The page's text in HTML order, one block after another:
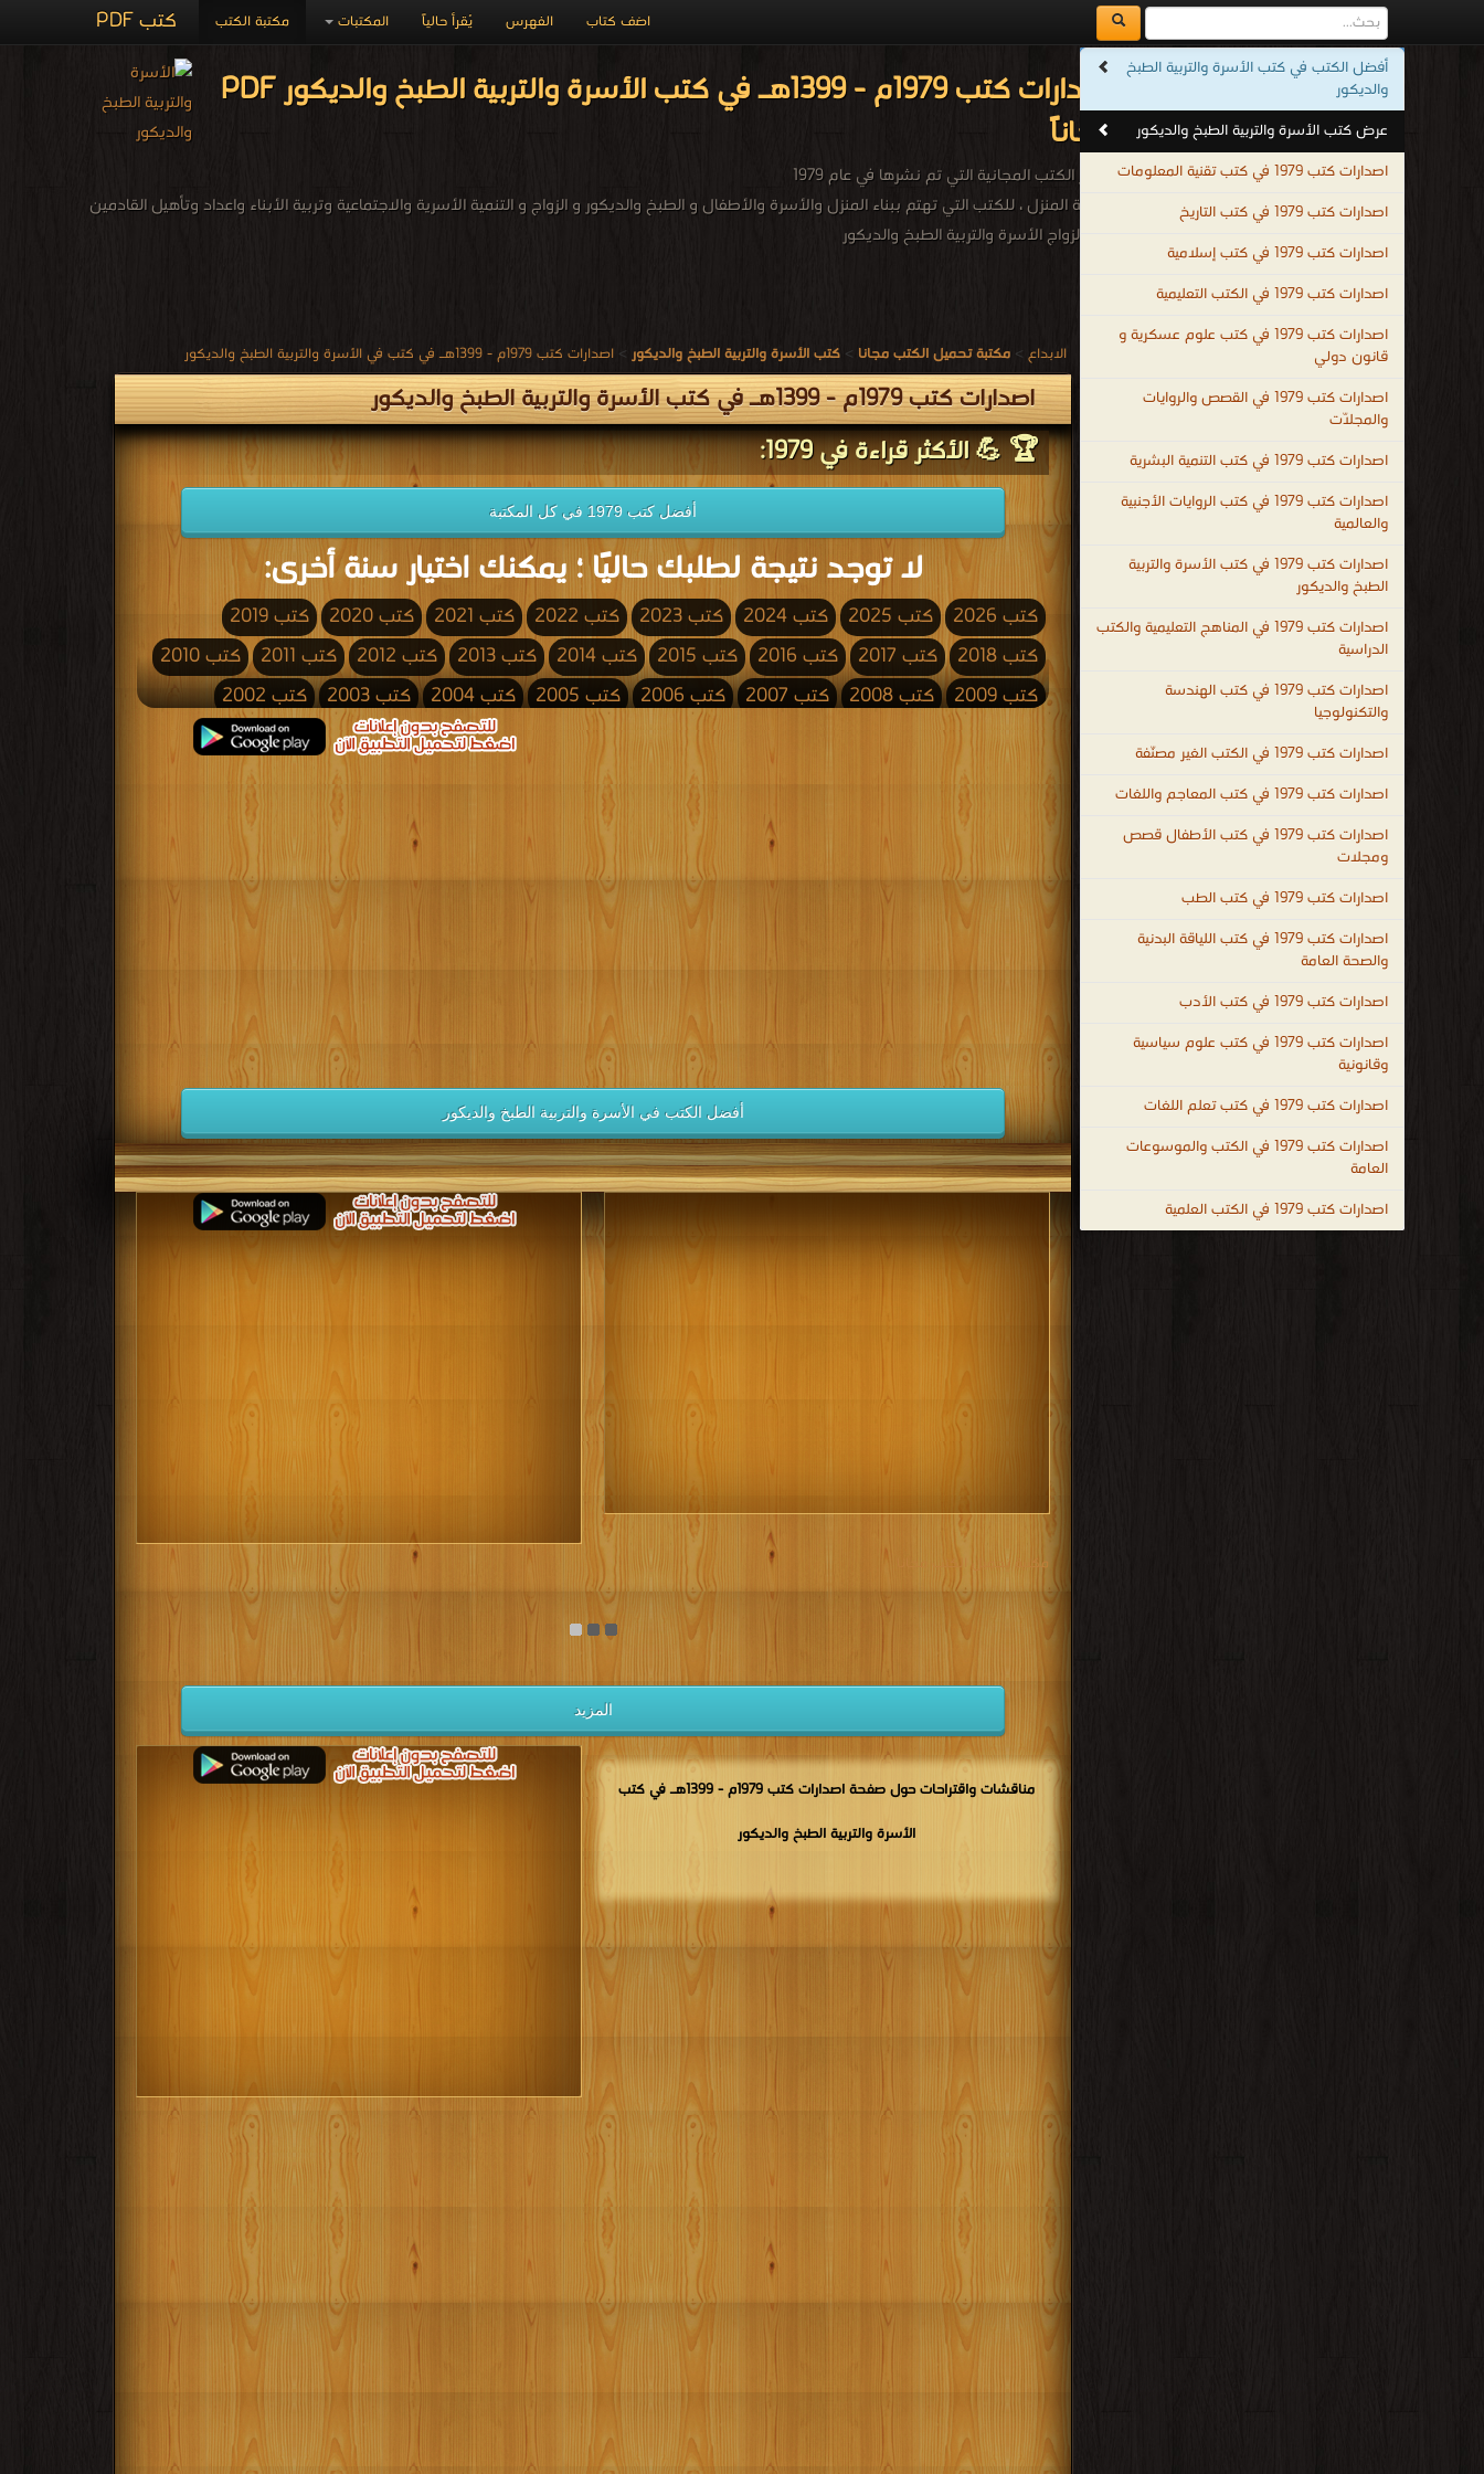
كتب PDF مكتبة الكتب المكتبات يُقرأ حالياً الفهرس اضف كتاب
اصدارات كتب 1979م - 1399هـ في كتب الأسرة والتربية الطبخ والديكور PDF
مجاناً
أشهر الكتب المجانية التي تم نشرها في عام 1979
مكتبة المنزل ، للكتب التي تهتم ببناء المنزل والأسرة والأطفال و الطبخ والديكور و الزواج و التنمية الأسرية والاجتماعية وتربية الأبناء واعداد وتأهيل القادمين
على الزواج الأسرة والتربية الطبخ والديكور
أفضل الكتب في كتب الأسرة والتربية الطبخ
والديكور
عرض كتب الأسرة والتربية الطبخ والديكور
اصدارات كتب 1979 في كتب تقنية المعلومات
اصدارات كتب 1979 في كتب التاريخ
اصدارات كتب 1979 في كتب إسلامية
اصدارات كتب 1979 في الكتب التعليمية
اصدارات كتب 1979 في كتب علوم عسكرية و
قانون دولي
اصدارات كتب 1979 في القصص والروايات
والمجلّات
اصدارات كتب 1979 في كتب التنمية البشرية
اصدارات كتب 1979 في كتب الروايات الأجنبية
والعالمية
اصدارات كتب 1979 في كتب الأسرة والتربية
الطبخ والديكور
اصدارات كتب 1979 في المناهج التعليمية والكتب
الدراسية
اصدارات كتب 1979 في كتب الهندسة
والتكنولوجيا
اصدارات كتب 1979 في الكتب الغير مصنّفة
اصدارات كتب 1979 في كتب المعاجم واللغات
اصدارات كتب 1979 في كتب الأطفال قصص
ومجلات
اصدارات كتب 1979 في كتب الطب
اصدارات كتب 1979 في كتب اللياقة البدنية
والصحة العامة
اصدارات كتب 1979 في كتب الأدب
اصدارات كتب 1979 في كتب علوم سياسية
وقانونية
اصدارات كتب 1979 في كتب تعلم اللغات
اصدارات كتب 1979 في الكتب والموسوعات
العامة
اصدارات كتب 1979 في الكتب العلمية
الابداع > مكتبة تحميل الكتب مجانا > كتب الأسرة والتربية الطبخ والديكور > اصدارات كتب 1979م - 1399هـ في كتب في الأسرة والتربية الطبخ والديكور
اصدارات كتب 1979م - 1399هـ في كتب الأسرة والتربية الطبخ والديكور
🏆 💪 الأكثر قراءة في 1979:
أفضل كتب 1979 في كل المكتبة
لا توجد نتيجة لطلبك حاليًا ؛ يمكنك اختيار سنة أخرى:
كتب 2026 كتب 2025 كتب 2024 كتب 2023 كتب 2022 كتب 2021 كتب 2020
كتب 2019
كتب 2018
كتب 2017 كتب 2016 كتب 2015 كتب 2014 كتب 2013 كتب 2012 كتب 2011
كتب 2010
كتب 2009
كتب 2008 كتب 2007 كتب 2006 كتب 2005 كتب 2004 كتب 2003
كتب 2002
كتب 2001
كتب 1998 كتب 1997 كتب 1996 كتب 1995 كتب 1994
كتب 1993
كتب 1989 كتب 1988 كتب 1985
كتب 1984
كتب 1979 كتب 1977 كتب 1976
كتب 1975
كتب 1974
كتب 1971 كتب 1970 كتب 1969 كتب 1968 كتب 1967
كتب 1966
كتب 1965
كتب 1962 كتب 1961 كتب 1960 كتب 1959 كتب 1958
كتب 1957
كتب 1952 كتب 1949
كتب 1948
كتب 1938
كتب 1935 كتب 1934 كتب 1931
كتب 1930
كتب 1929
كتب 1926 كتب 1925 كتب 1924 كتب 1923 كتب 1922
كتب 1921
كتب 1920
كتب 1919 كتب 1918 كتب 1917 كتب 1916 كتب 1915 كتب 1914 كتب 1913
كتب 1912
كتب 1911
كتب 1910 كتب 1909 كتب 1908 كتب 1907 كتب 1906 كتب 1905 كتب 1904
كتب 1903
كتب 1902
كتب 1901 كتب 1900
أفضل الكتب في الأسرة والتربية الطبخ والديكور
مكتبة تحميل الكتب مجانا
المزيد
مناقشات واقتراحات حول صفحة اصدارات كتب 1979م - 1399هـ في كتب
الأسرة والتربية الطبخ والديكور